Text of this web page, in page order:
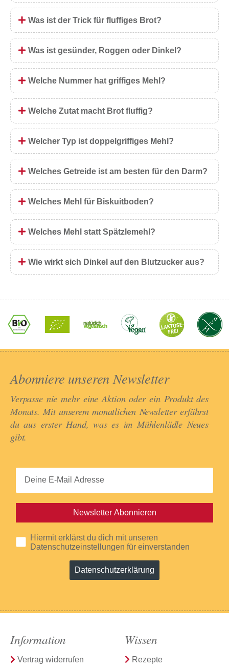
Was ist der Trick für fluffiges Brot?
Was ist gesünder, Roggen oder Dinkel?
Welche Nummer hat griffiges Mehl?
Welche Zutat macht Brot fluffig?
Welcher Typ ist doppelgriffiges Mehl?
Welches Getreide ist am besten für den Darm?
Welches Mehl für Biskuitboden?
Welches Mehl statt Spätzlemehl?
Wie wirkt sich Dinkel auf den Blutzucker aus?
Abonniere unseren Newsletter​
Verpasse nie mehr eine Aktion oder ein Produkt des
Monats. Mit unserem monatlichen Newsletter erfährst
du aus erster Hand, was es im Mühlenlädle Neues
gibt.​
Newsletter Abonnieren
Hiermit erklärst du dich mit unseren
Datenschutzeinstellungen für einverstanden
Datenschutzerklärung
Information
Vertrag widerrufen
Wissen
Rezepte